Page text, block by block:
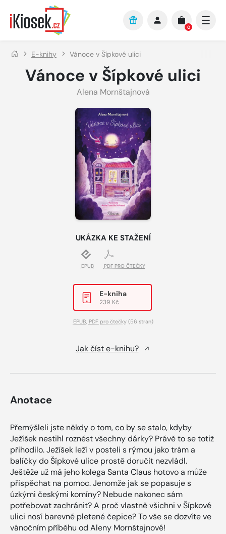
Přejít na hlavní obsah
0
E-knihy Vánoce v Šípkové ulici
Vánoce v Šípkové ulici
Alena Mornštajnová
UKÁZKA KE STAŽENÍ
EPUB PDF PRO ČTEČKY
E-kniha
239 Kč
EPUB, PDF pro čtečky(56 stran)
Jak číst e-knihu?
Anotace
Přemýšleli jste někdy o tom, co by se stalo, kdyby
Ježíšek nestihl roznést všechny dárky? Právě to se totiž
přihodilo. Ježíšek leží v posteli s rýmou jako trám a
balíčky do Šípkové ulice prostě doručit nezvládl.
Ještěže už má jeho kolega Santa Claus hotovo a může
přispěchat na pomoc. Jenomže jak se popasuje s
úzkými českými komíny? Nebude nakonec sám
potřebovat zachránit? A proč vlastně všichni v Šípkové
ulici nosí barevné pletené čepice? To vše se dozvíte ve
vánočním příběhu od Aleny Mornštajnové!